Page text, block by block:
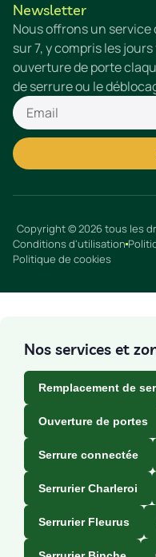
Newsletter
Nous offrons un
sur 7, y compris les
ouverture de porte
de serrure ou le
Copyright © 2026 tous les
Conditions d'utilisation
Politique de cookies
Nos services et
Remplacement de
Ouverture de portes
Serrure connectée
Serrurier Charleroi
Serrurier Fleurus